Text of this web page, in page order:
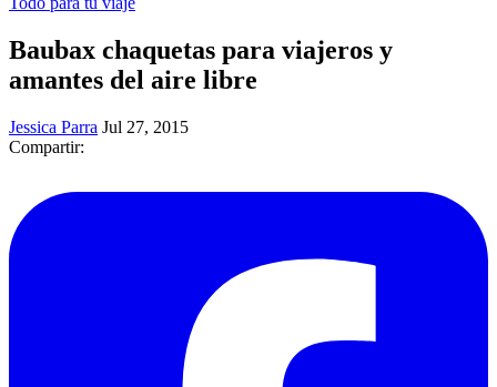
Baubax chaquetas para viajeros y
amantes del aire libre
Jessica Parra Jul 27, 2015
Compartir: